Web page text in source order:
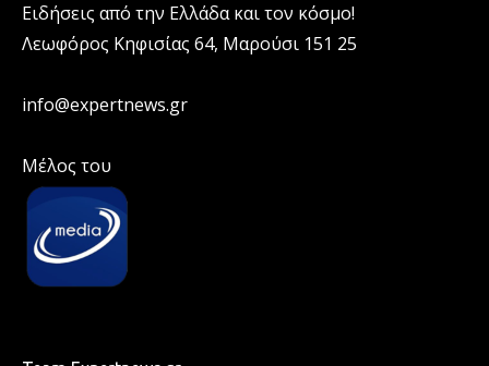
Ειδήσεις από την Ελλάδα και τον κόσμο!
Λεωφόρος Κηφισίας 64, Μαρούσι 151 25
info@expertnews.gr
Μέλος του